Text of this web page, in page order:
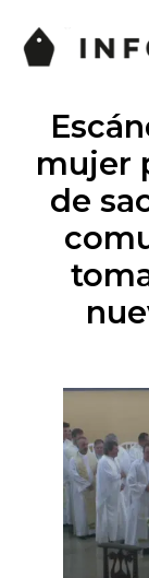
mujer
de